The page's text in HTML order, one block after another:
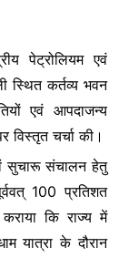
पेट्रोलियम एवं
स्थित कर्तव्य भवन
एवं आपदाजन्य
विस्तृत चर्चा की।
सुचारू संचालन हेतु
100 प्रतिशत
कि राज्य में
यात्रा के दौरान